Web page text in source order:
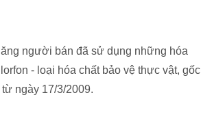
người bán đã sử dụng những hóa
- loại hóa chất bảo vệ thực vật, gốc
ngày 17/3/2009.